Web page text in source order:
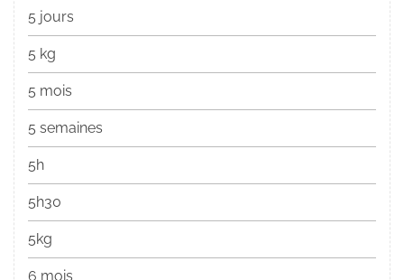
5 jours
5 kg
5 mois
5 semaines
5h
5h30
5kg
6 mois